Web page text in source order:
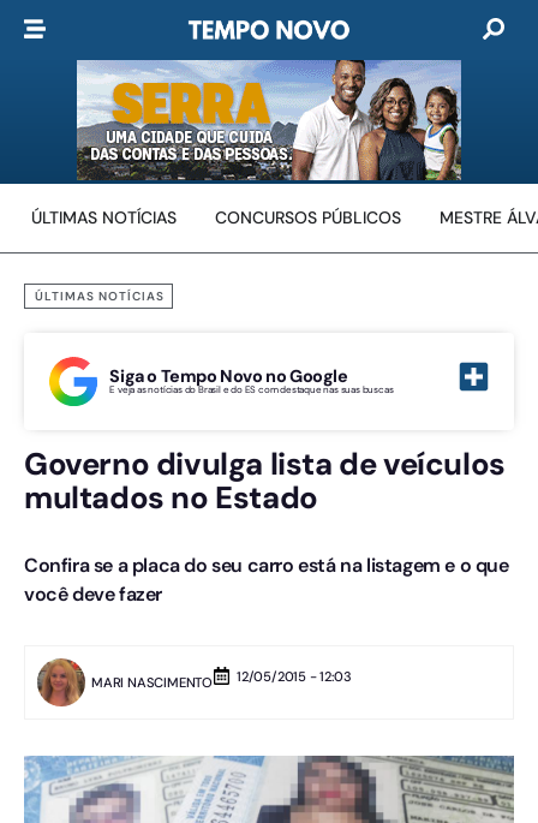
ÚLTIMAS NOTÍCIAS CONCURSOS PÚBLICOS MESTRE
ÚLTIMAS NOTÍCIAS
Siga o Tempo Novo no Google
E veja as notícias do Brasil e do ES com destaque nas suas buscas
Governo divulga lista de veículos
multados no Estado
Confira se a placa do seu carro está na listagem e o que
você deve fazer
MARI NASCIMENTO 12/05/2015 - 12:03